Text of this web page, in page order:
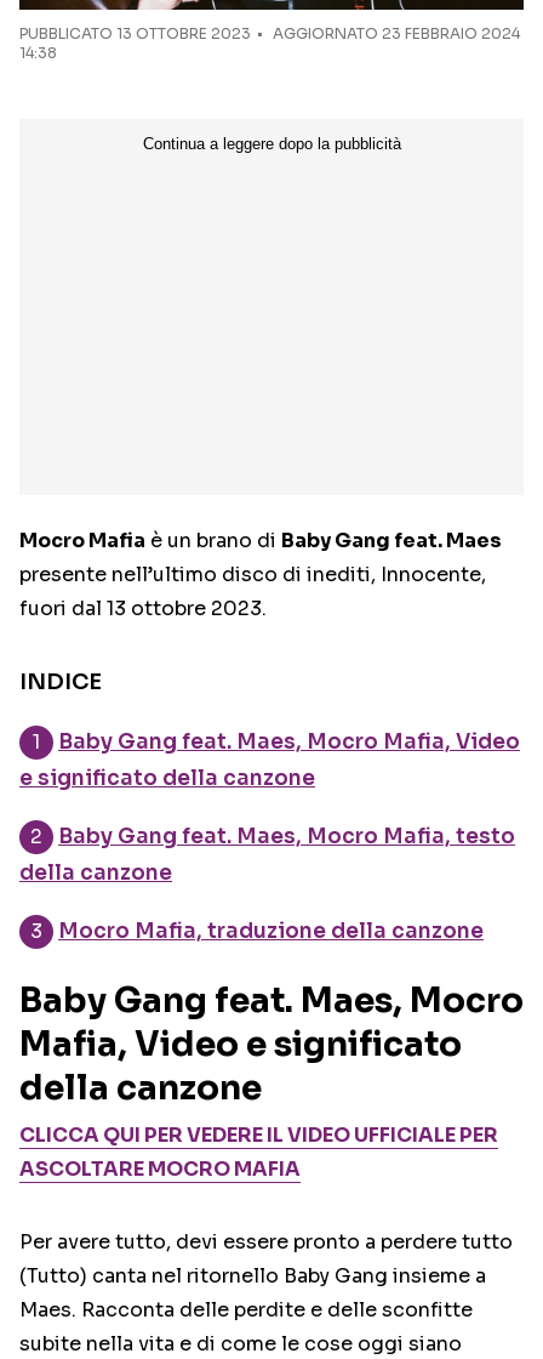
PUBBLICATO 13 OTTOBRE 2023
AGGIORNATO 23 FEBBRAIO 2024
14:38
Mocro Mafia è un brano di Baby Gang feat. Maes
presente nell’ultimo disco di inediti, Innocente,
fuori dal 13 ottobre 2023.
INDICE
Baby Gang feat. Maes, Mocro Mafia, Video
e significato della canzone
Baby Gang feat. Maes, Mocro Mafia, testo
della canzone
Mocro Mafia, traduzione della canzone
Baby Gang feat. Maes, Mocro
Mafia, Video e significato
della canzone
CLICCA QUI PER VEDERE IL VIDEO UFFICIALE PER
ASCOLTARE MOCRO MAFIA
Per avere tutto, devi essere pronto a perdere tutto
(Tutto) canta nel ritornello Baby Gang insieme a
Maes. Racconta delle perdite e delle sconfitte
subite nella vita e di come le cose oggi siano